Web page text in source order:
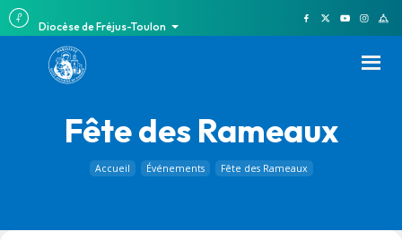
Diocèse de Fréjus-Toulon
Fête des Rameaux
Accueil Événements Fête des Rameaux